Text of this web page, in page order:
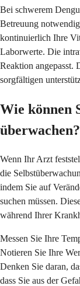
Bei schwerem
Betreuung
kontinuierlich Ihre
Laborwerte. Die
Reaktion angepasst.
sorgfältigen
Wie können
überwachen?
Wenn Ihr Arzt
die
indem Sie auf
suchen müssen.
während Ihrer
Messen Sie Ihre
Notieren Sie Ihre
Denken Sie daran,
dass Sie aus der